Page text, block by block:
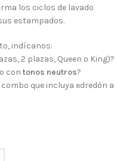
los ciclos de lavado
estampados.
indícanos:
2 plazas, Queen o King)?
con tonos neutros?
combo que incluya edredón a